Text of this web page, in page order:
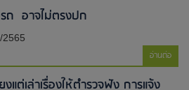
ถ อาจไม่ตรงปก
อ่านต่อ
แต่เล่าเรื่องให้ตำรวจฟัง การแจ้ง